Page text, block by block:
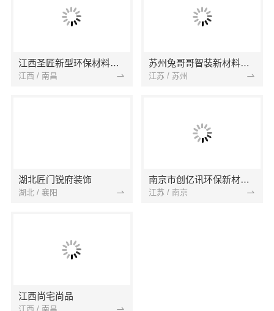
江西圣匠新型环保材料有限公司
江西 / 南昌
苏州兔哥哥智装新材料有限公司
江苏 / 苏州
湖北匠门锐府装饰
湖北 / 襄阳
南京市创亿讯环保新材料有限公司
江苏 / 南京
江西尚宅尚品
江西 / 南昌